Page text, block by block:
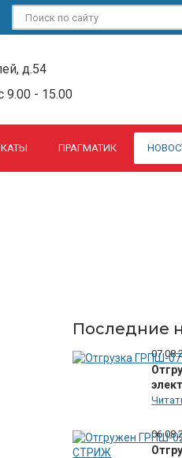
д.54
9.00 - 15.00
ПРАГМАТИК
Последние